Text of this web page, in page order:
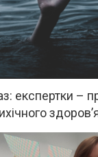
експертки –